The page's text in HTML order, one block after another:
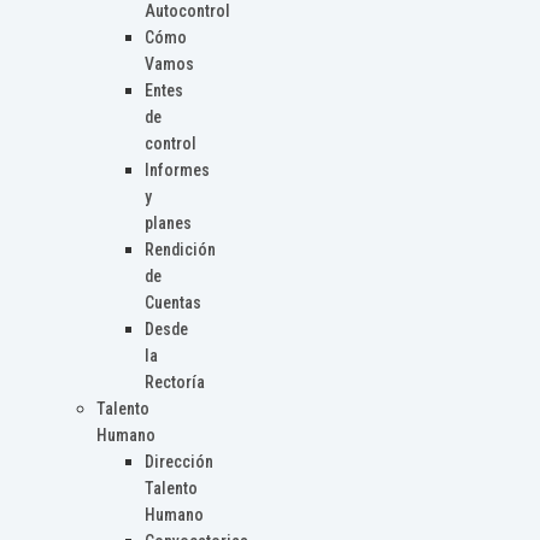
Autocontrol
Cómo
Vamos
Entes
de
control
Informes
y
planes
Rendición
de
Cuentas
Desde
la
Rectoría
Talento
Humano
Dirección
Talento
Humano